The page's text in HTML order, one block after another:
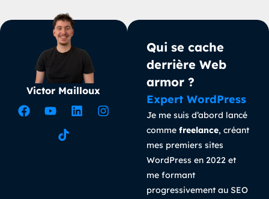
Victor Mailloux
Qui se cache
derrière Web
armor ?
Expert WordPress
Je me suis d’abord lancé
comme freelance, créant
mes premiers sites
WordPress en 2022 et
me formant
progressivement au SEO